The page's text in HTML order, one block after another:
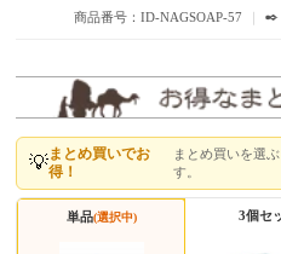
商品番号：ID-NAGSOAP-57 ｜ ✒️
💡まとめ買いでお
得！
まとめ買いを選
す。
単品(選択中) 3個セ